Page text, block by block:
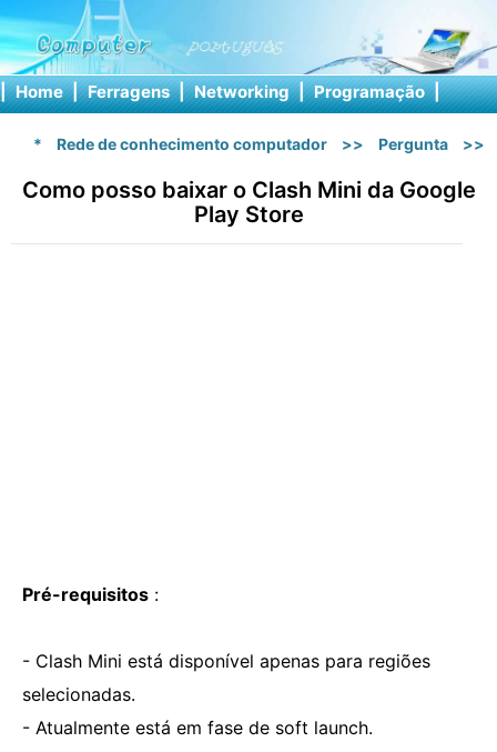
| Home | Ferragens | Networking | Programação |
* Rede de conhecimento computador >> Pergunta >>
Como posso baixar o Clash Mini da Google
Play Store
Pré-requisitos :
- Clash Mini está disponível apenas para regiões
selecionadas.
- Atualmente está em fase de soft launch.